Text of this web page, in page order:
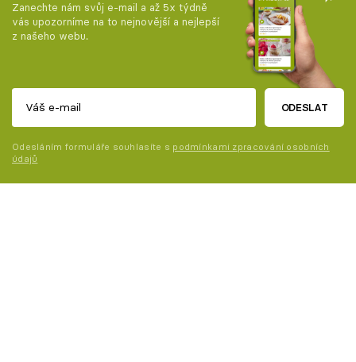
Zanechte nám svůj e-mail a až 5x týdně
vás upozorníme na to nejnovější a nejlepší
z našeho webu.
ODESLAT
Odesláním formuláře souhlasíte s podmínkami zpracování osobních
údajů